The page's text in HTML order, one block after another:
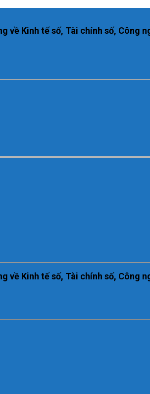
về Kinh tế số, Tài chính số, Công
về Kinh tế số, Tài chính số, Công